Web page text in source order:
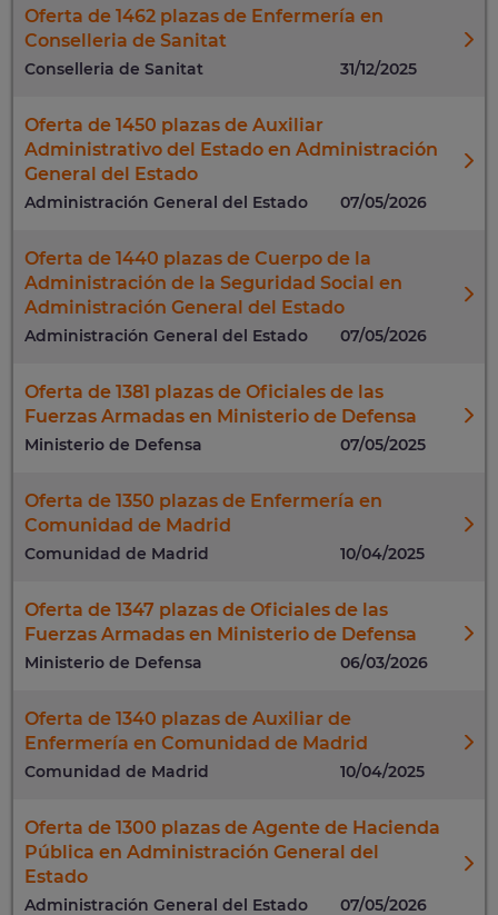
Oferta de 1462 plazas de Enfermería en
Conselleria de Sanitat
Conselleria de Sanitat 31/12/2025
Oferta de 1450 plazas de Auxiliar
Administrativo del Estado en Administración
General del Estado
Administración General del Estado 07/05/2026
Oferta de 1440 plazas de Cuerpo de la
Administración de la Seguridad Social en
Administración General del Estado
Administración General del Estado 07/05/2026
Oferta de 1381 plazas de Oficiales de las
Fuerzas Armadas en Ministerio de Defensa
Ministerio de Defensa 07/05/2025
Oferta de 1350 plazas de Enfermería en
Comunidad de Madrid
Comunidad de Madrid 10/04/2025
Oferta de 1347 plazas de Oficiales de las
Fuerzas Armadas en Ministerio de Defensa
Ministerio de Defensa 06/03/2026
Oferta de 1340 plazas de Auxiliar de
Enfermería en Comunidad de Madrid
Comunidad de Madrid 10/04/2025
Oferta de 1300 plazas de Agente de Hacienda
Pública en Administración General del
Estado
Administración General del Estado 07/05/2026